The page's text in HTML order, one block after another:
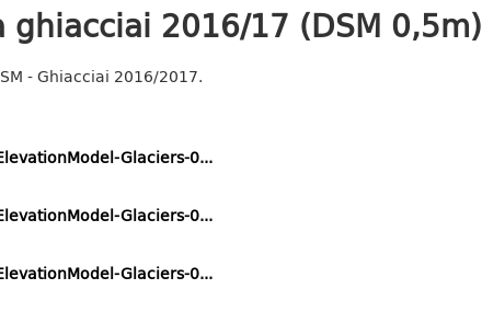
2016/17 (DSM 0,5m)
- Ghiacciai 2016/2017.
Glaciers-0...
Glaciers-0...
Glaciers-0...